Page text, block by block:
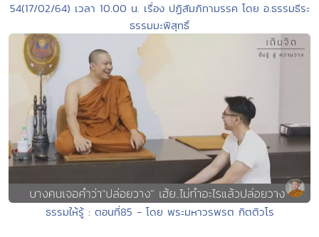
54(17/02/64) เวลา 10.00 น. เรื่อง ปฏิสัมภิทามรรค โดย อ.ธรรมธีระ
ธรรมมะพิสุทธิ์
ธรรมให้รู้ : ตอนที่85 - โดย พระมหาวรพรต กิตติวโร